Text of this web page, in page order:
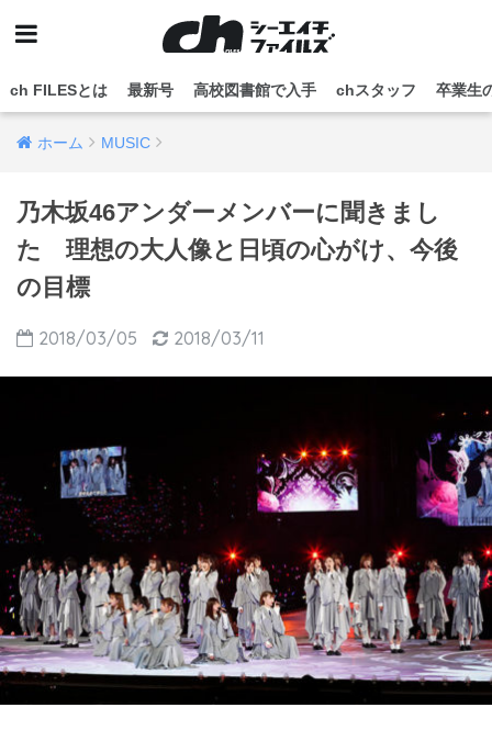
ch FILESとは 最新号 高校図書館で入手 chスタッフ 卒業生
ホーム MUSIC
乃木坂46アンダーメンバーに聞きまし
た 理想の大人像と日頃の心がけ、今後
の目標
2018/03/05 2018/03/11